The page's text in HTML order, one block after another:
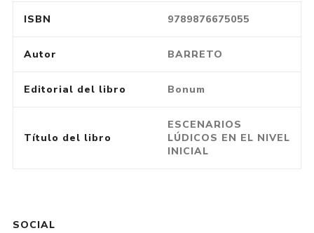
ISBN 9789876675055
Autor BARRETO
Editorial del libro Bonum
Título del libro
ESCENARIOS
LÚDICOS EN EL NIVEL
INICIAL
SOCIAL